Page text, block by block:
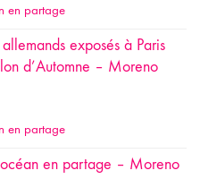
en partage
exposés à Paris
d’Automne – Moreno
en partage
en partage – Moreno